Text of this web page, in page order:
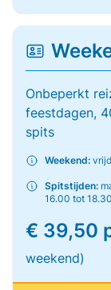
Onbeperkt
feestdagen,
spits
Weekend:
Spitstijden:
16.00 tot
€ 39,50
weekend)